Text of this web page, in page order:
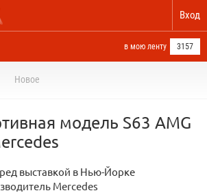
Вход
в мою ленту 3157
Новое
модель S63 AMG
выставкой в Нью-Йорке
Mercedes